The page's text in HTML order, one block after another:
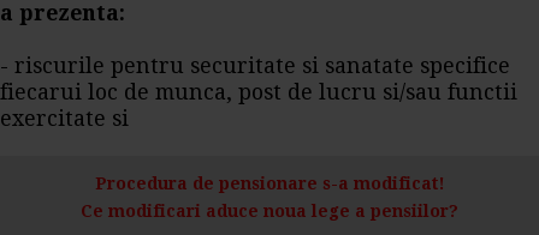
a prezenta:
- riscurile pentru securitate si sanatate specifice
fiecarui loc de munca, post de lucru si/sau functii
exercitate si
Procedura de pensionare s-a modificat!
Ce modificari aduce noua lege a pensiilor?